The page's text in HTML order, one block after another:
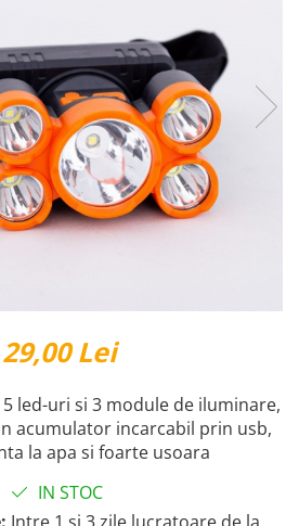
29,00 Lei
led-uri si 3 module de iluminare,
acumulator incarcabil prin usb,
la apa si foarte usoara
IN STOC